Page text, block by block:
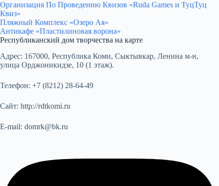
Организация По Проведению Квизов «Ruda Games и ТуцТуц
Квиз»
Пляжный Комплекс «Озеро Ая»
Антикафе «Пластилиновая ворона»
Республиканский дом творчества на карте
Адрес: 167000, Республика Коми, Сыктывкар, Ленина м-н,
улица Орджоникидзе, 10 (1 этаж).
Телефон: +7 (8212) 28-64-49
Сайт: http://rdtkomi.ru
E-mail: domrk@bk.ru